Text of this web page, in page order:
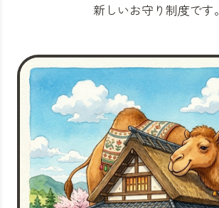
新しいお守り制度です。